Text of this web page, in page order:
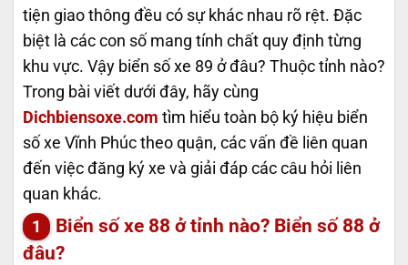
tiện giao thông đều có sự khác nhau rõ rệt. Đặc
biệt là các con số mang tính chất quy định từng
khu vực. Vậy biển số xe 89 ở đâu? Thuộc tỉnh nào?
Trong bài viết dưới đây, hãy cùng
Dichbiensoxe.com tìm hiểu toàn bộ ký hiệu biển
số xe Vĩnh Phúc theo quận, các vấn đề liên quan
đến việc đăng ký xe và giải đáp các câu hỏi liên
quan khác.
Biển số xe 88 ở tỉnh nào? Biển số 88 ở
đâu?